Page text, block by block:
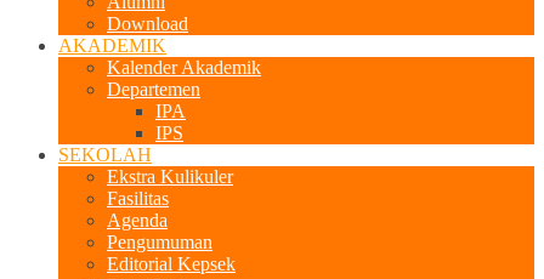
Download
AKADEMIK
Kalender Akademik
Departemen
IPA
IPS
SEKOLAH
Ekstra Kulikuler
Fasilitas
Agenda
Pengumuman
Editorial Kepsek